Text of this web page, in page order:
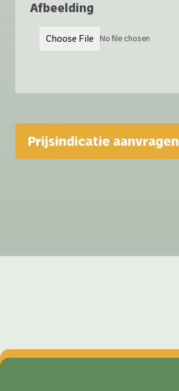
Afbeelding
Choose File No file chosen
Prijsindicatie aanvragen